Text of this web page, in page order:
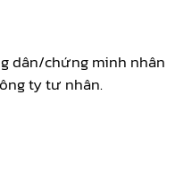
dân/chứng minh nhân
ty tư nhân.